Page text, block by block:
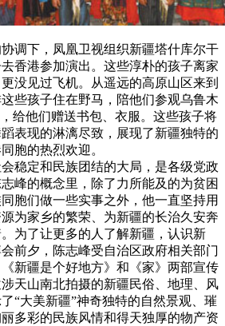
调下，凤凰卫视组织新疆塔什库尔干
香港参加演出。这些淳朴的孩子离家
没见过飞机。从遥远的高原山区来到
些孩子住在野马，陪他们参观乌鲁木
给他们赠送书包、衣服。这些孩子将
表现的淋漓尽致，展现了新疆独特的
胞的热烈欢迎。
稳定和民族团结的大局，是各级党政
峰的概念里，除了力所能及的为贫困
胞们做一些实事之外，他一直坚持用
为家乡的繁荣、为新疆的长治久安奔
为了让更多的人了解新疆，认识新
前夕，陈志峰受自治区政府相关部门
新疆是个好地方》和《家》两部宣传
天山南北拍摄的新疆民俗、地理、风
“大美新疆”神奇独特的自然景观、璀
多彩的民族风情和得天独厚的物产资